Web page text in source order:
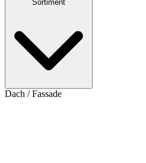
Sortiment
Dach / Fassade